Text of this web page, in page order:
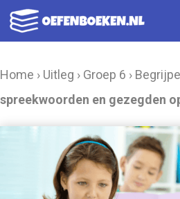
Ga
naar
Home › Uitleg › Groep 6 ›
spreekwoorden en gezegden